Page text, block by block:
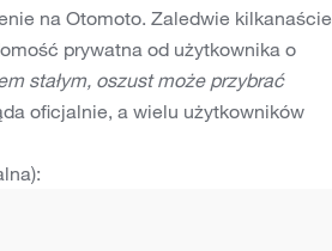
na Otomoto. Zaledwie kilkanaście
prywatna od użytkownika o
stałym, oszust może przybrać
oficjalnie, a wielu użytkowników